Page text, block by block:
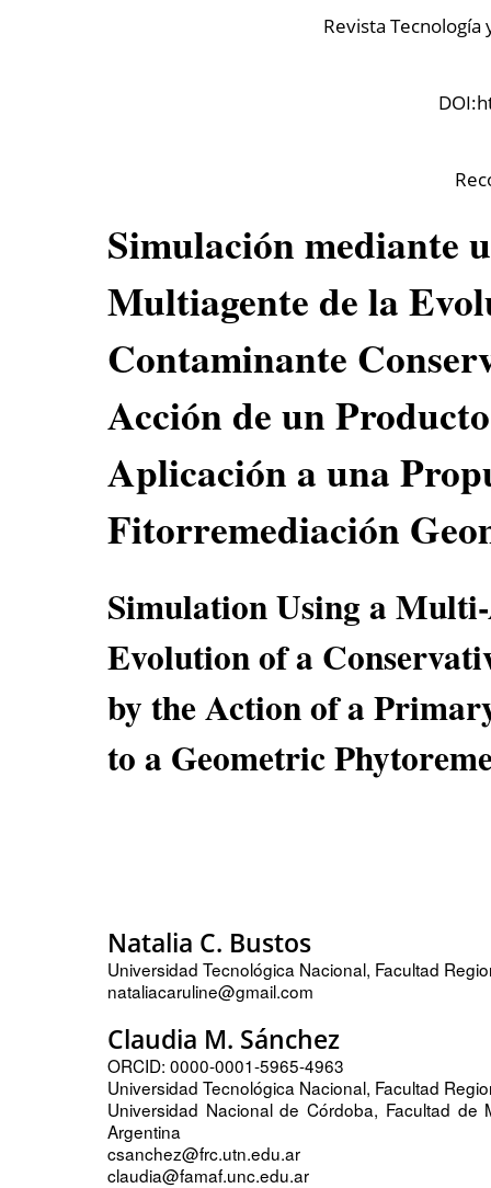
Revista Tecnología
DOI:
Simulación mediante
Multiagente de la
Contaminante
Acción de un
Aplicación a una
Fitorremediación
Simulation Using a
Evolution of a
by the Action of a
to a Geometric
Natalia C. Bustos
Universidad Tecnológica Nacional, Facultad
nataliacaruline@gmail.com
Claudia M. Sánchez
ORCID: 0000-0001-5965-4963
Universidad Tecnológica Nacional, Facultad
Universidad Nacional de Córdoba, Facultad de
Argentina
csanchez@frc.utn.edu.ar
claudia@famaf.unc.edu.ar